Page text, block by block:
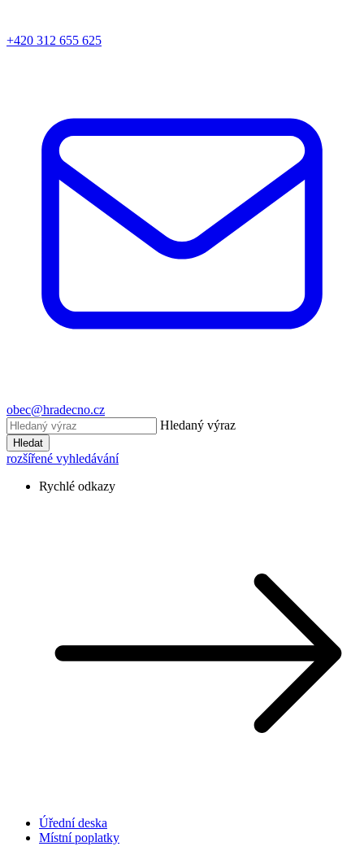
+420 312 655 625
obec@hradecno.cz
Hledaný výraz
Hledat
rozšířené vyhledávání
Rychlé odkazy
Úřední deska
Místní poplatky